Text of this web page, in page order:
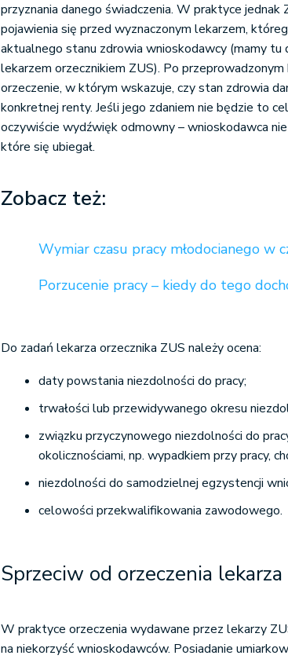
przyznania danego świadczenia. W praktyce
pojawienia się przed wyznaczonym lekarzem,
aktualnego stanu zdrowia wnioskodawcy (mamy tu
lekarzem orzecznikiem ZUS). Po
orzeczenie, w którym wskazuje, czy stan zdrowia
konkretnej renty. Jeśli jego zdaniem nie będzie to
oczywiście wydźwięk odmowny – wnioskodawca
które się ubiegał.
Zobacz też:
Wymiar czasu pracy młodocianego w
Porzucenie pracy – kiedy do tego
Do zadań lekarza orzecznika ZUS należy ocena:
daty powstania niezdolności do pracy;
trwałości lub przewidywanego okresu
związku przyczynowego niezdolności do
okolicznościami, np. wypadkiem przy pracy,
niezdolności do samodzielnej egzystencji
celowości przekwalifikowania zawodowego.
Sprzeciw od orzeczenia lekarza
W praktyce orzeczenia wydawane przez lekarzy
na niekorzyść wnioskodawców. Posiadanie